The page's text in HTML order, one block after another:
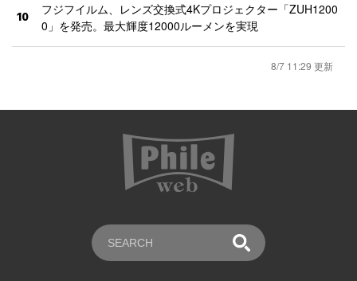
10
フジフイルム、レンズ交換式4Kプロジェクター「ZUH1200
0」を発売。最大輝度12000ルーメンを実現
8/7 11:29 更新